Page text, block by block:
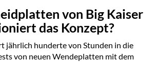
von Big Kaiser
das Konzept?
jährlich hunderte von Stunden in die
von neuen Wendeplatten mit dem